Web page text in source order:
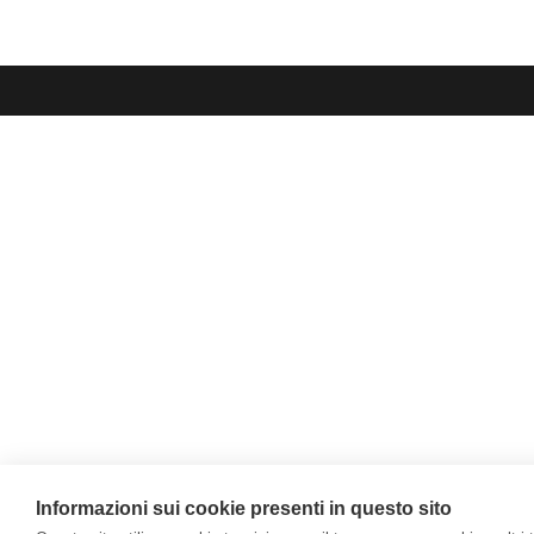
Informazioni sui cookie presenti in questo sito